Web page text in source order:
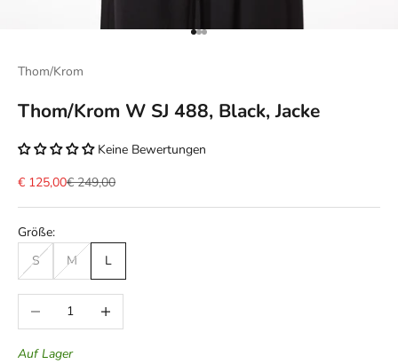
Gehe zu Element 1
Gehe zu Element 2
Gehe zu Element 3
Thom/Krom
Thom/Krom W SJ 488, Black, Jacke
Keine Bewertungen
Angebot
€ 125,00Regulärer Preis
€ 249,00
Größe:
S
M L
Anzahl verringernAnzahl erhöhen
Auf Lager